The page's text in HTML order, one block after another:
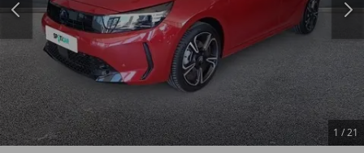
1 /21